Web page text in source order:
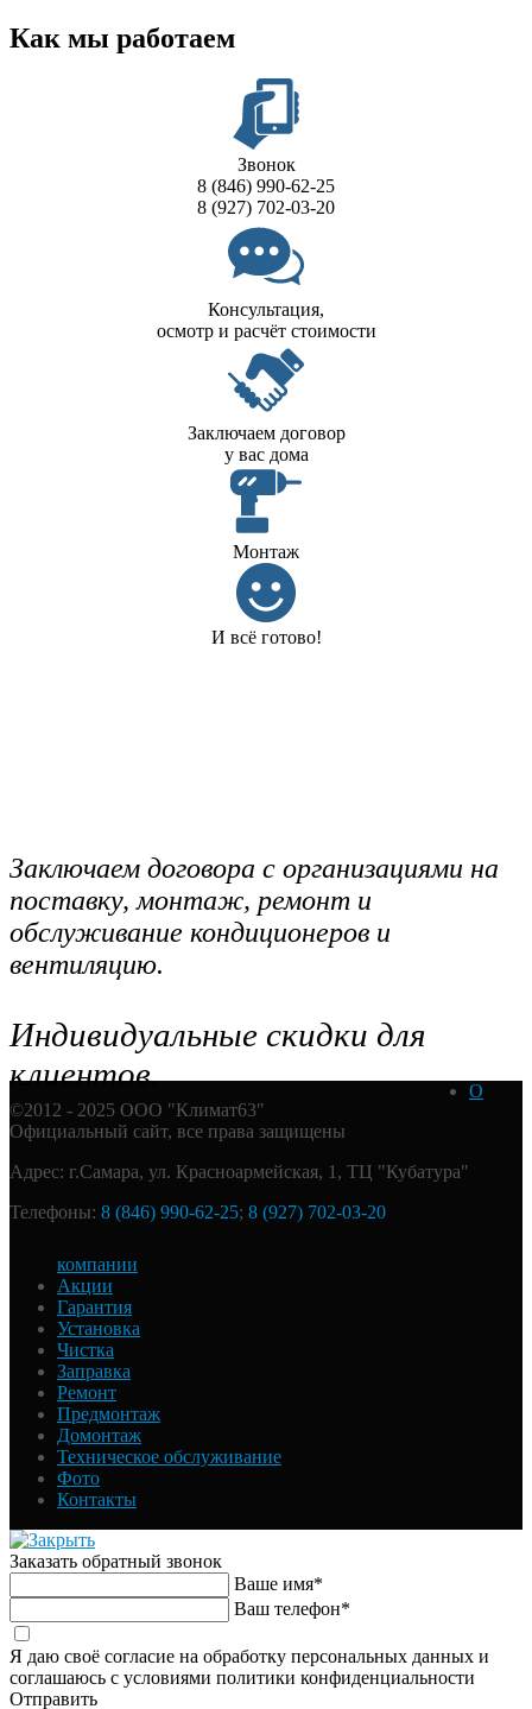
Как мы работаем
Звонок
8 (846) 990-62-25
8 (927) 702-03-20
Консультация,
осмотр и расчёт стоимости
Заключаем договор
у вас дома
Монтаж
И всё готово!
Заключаем договора с организациями на
поставку, монтаж, ремонт и
обслуживание кондиционеров и
вентиляцию.
Индивидуальные скидки для
клиентов.
©2012 - 2025 ООО "Климат63"
Официальный сайт, все права защищены
Адрес: г.Самара, ул. Красноармейская, 1, ТЦ "Кубатура"
Телефоны: 8 (846) 990-62-25; 8 (927) 702-03-20
О
компании
Акции
Гарантия
Установка
Чистка
Заправка
Ремонт
Предмонтаж
Домонтаж
Техническое обслуживание
Фото
Контакты
Заказать обратный звонок
Ваше имя*
Ваш телефон*
Я даю своё согласие на обработку персональных данных и
соглашаюсь с условиями политики конфиденциальности
Отправить